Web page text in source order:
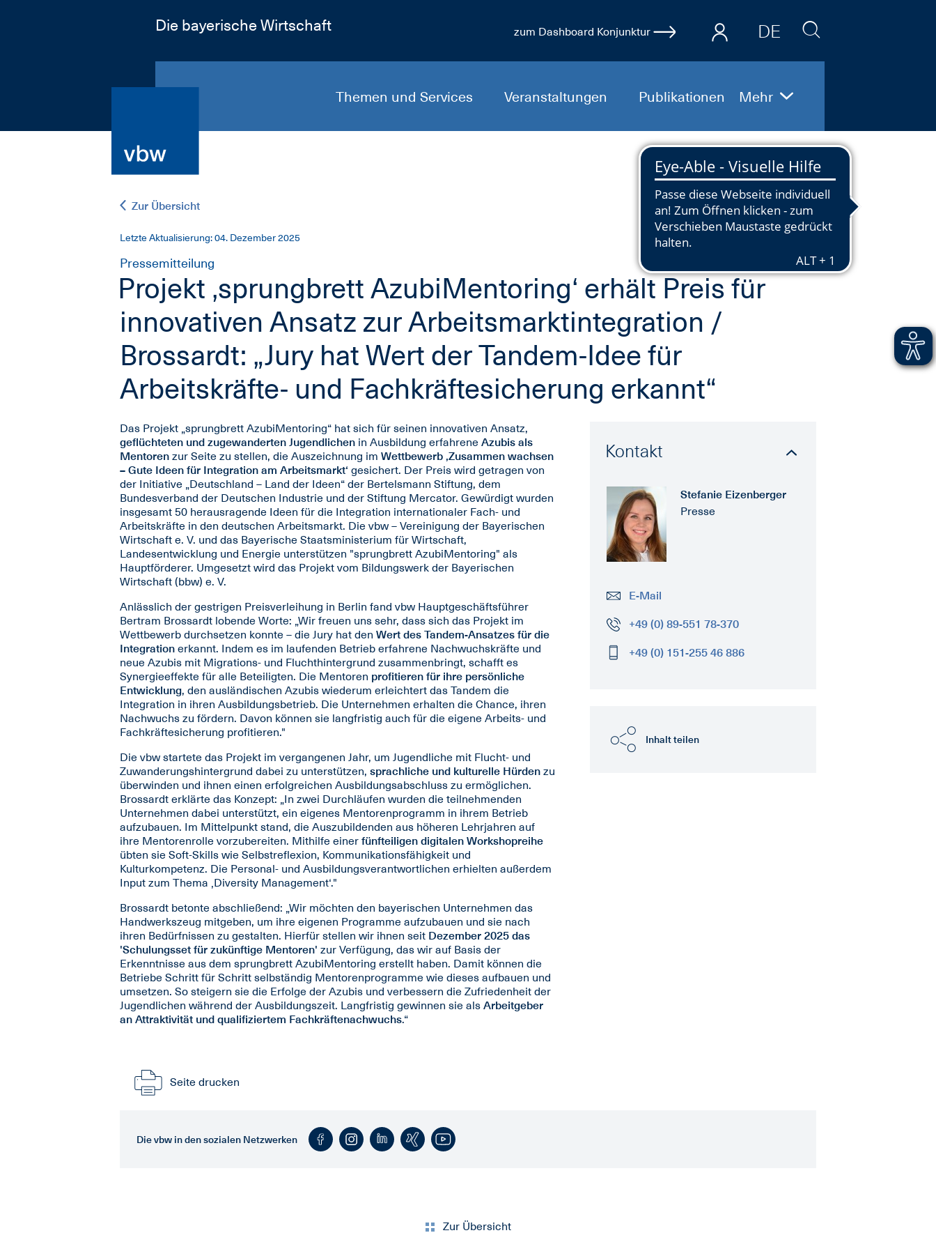
Die bayerische Wirtschaft zum Dashboard Konjunktur
DE
EN
Mehr
Themen und Services Veranstaltungen Publikationen
Zur Übersicht
Letzte Aktualisierung: 04. Dezember 2025
Pressemitteilung
Projekt ‚sprungbrett AzubiMentoring‘ erhält Preis für
innovativen Ansatz zur Arbeitsmarktintegration /
Brossardt: „Jury hat Wert der Tandem-Idee für
Arbeitskräfte- und Fachkräftesicherung erkannt“
Kontakt
Stefanie Eizenberger
Presse
E-Mail
+49 (0) 89-551 78-370
+49 (0) 151-255 46 886
Inhalt teilen
Das Projekt „sprungbrett AzubiMentoring“ hat sich für seinen innovativen Ansatz,
geflüchteten und zugewanderten Jugendlichen in Ausbildung erfahrene Azubis als
Mentoren zur Seite zu stellen, die Auszeichnung im Wettbewerb ‚Zusammen wachsen
– Gute Ideen für Integration am Arbeitsmarkt‘ gesichert. Der Preis wird getragen von
der Initiative „Deutschland – Land der Ideen“ der Bertelsmann Stiftung, dem
Bundesverband der Deutschen Industrie und der Stiftung Mercator. Gewürdigt wurden
insgesamt 50 herausragende Ideen für die Integration internationaler Fach- und
Arbeitskräfte in den deutschen Arbeitsmarkt. Die vbw – Vereinigung der Bayerischen
Wirtschaft e. V. und das Bayerische Staatsministerium für Wirtschaft,
Landesentwicklung und Energie unterstützen "sprungbrett AzubiMentoring" als
Hauptförderer. Umgesetzt wird das Projekt vom Bildungswerk der Bayerischen
Wirtschaft (bbw) e. V.
Anlässlich der gestrigen Preisverleihung in Berlin fand vbw Hauptgeschäftsführer
Bertram Brossardt lobende Worte: „Wir freuen uns sehr, dass sich das Projekt im
Wettbewerb durchsetzen konnte – die Jury hat den Wert des Tandem-Ansatzes für die
Integration erkannt. Indem es im laufenden Betrieb erfahrene Nachwuchskräfte und
neue Azubis mit Migrations- und Fluchthintergrund zusammenbringt, schafft es
Synergieeffekte für alle Beteiligten. Die Mentoren profitieren für ihre persönliche
Entwicklung, den ausländischen Azubis wiederum erleichtert das Tandem die
Integration in ihren Ausbildungsbetrieb. Die Unternehmen erhalten die Chance, ihren
Nachwuchs zu fördern. Davon können sie langfristig auch für die eigene Arbeits- und
Fachkräftesicherung profitieren."
Die vbw startete das Projekt im vergangenen Jahr, um Jugendliche mit Flucht- und
Zuwanderungshintergrund dabei zu unterstützen, sprachliche und kulturelle Hürden zu
überwinden und ihnen einen erfolgreichen Ausbildungsabschluss zu ermöglichen.
Brossardt erklärte das Konzept: „In zwei Durchläufen wurden die teilnehmenden
Unternehmen dabei unterstützt, ein eigenes Mentorenprogramm in ihrem Betrieb
aufzubauen. Im Mittelpunkt stand, die Auszubildenden aus höheren Lehrjahren auf
ihre Mentorenrolle vorzubereiten. Mithilfe einer fünfteiligen digitalen Workshopreihe
übten sie Soft-Skills wie Selbstreflexion, Kommunikationsfähigkeit und
Kulturkompetenz. Die Personal- und Ausbildungsverantwortlichen erhielten außerdem
Input zum Thema ‚Diversity Management‘."
Brossardt betonte abschließend: „Wir möchten den bayerischen Unternehmen das
Handwerkszeug mitgeben, um ihre eigenen Programme aufzubauen und sie nach
ihren Bedürfnissen zu gestalten. Hierfür stellen wir ihnen seit Dezember 2025 das
'Schulungsset für zukünftige Mentoren' zur Verfügung, das wir auf Basis der
Erkenntnisse aus dem sprungbrett AzubiMentoring erstellt haben. Damit können die
Betriebe Schritt für Schritt selbständig Mentorenprogramme wie dieses aufbauen und
umsetzen. So steigern sie die Erfolge der Azubis und verbessern die Zufriedenheit der
Jugendlichen während der Ausbildungszeit. Langfristig gewinnen sie als Arbeitgeber
an Attraktivität und qualifiziertem Fachkräftenachwuchs.“
Seite drucken
Die vbw in den sozialen Netzwerken
Zur Übersicht